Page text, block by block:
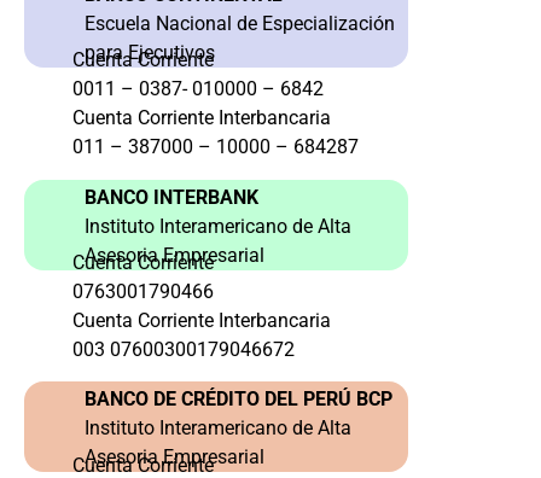
Escuela Nacional de Especialización
para Ejecutivos
Cuenta Corriente
0011 – 0387- 010000 – 6842
Cuenta Corriente Interbancaria
011 – 387000 – 10000 – 684287
BANCO INTERBANK
Instituto Interamericano de Alta
Asesoria Empresarial
Cuenta Corriente
0763001790466
Cuenta Corriente Interbancaria
003 07600300179046672
BANCO DE CRÉDITO DEL PERÚ BCP
Instituto Interamericano de Alta
Asesoria Empresarial
Cuenta Corriente